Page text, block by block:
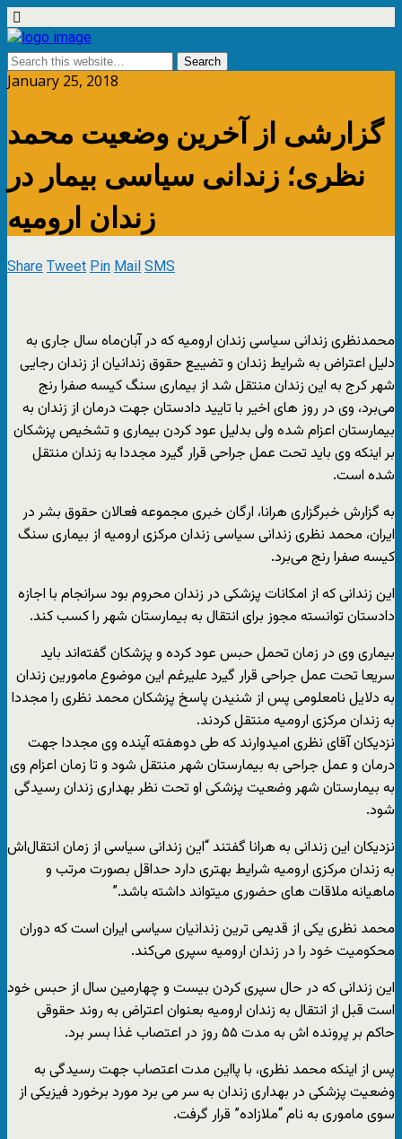
January 25, 2018
گزارشی از آخرین وضعیت محمد
نظری؛ زندانی سیاسی بیمار در
زندان ارومیه
ShareTweetPinMailSMS
محمدنظری زندانی سیاسی زندان ارومیه که در آبان‌ماه سال جاری به
دلیل اعتراض به شرایط زندان و تضییع حقوق زندانیان از زندان رجایی
شهر کرج به این زندان منتقل شد از بیماری سنگ کیسه صفرا رنج
می‌برد، وی در روز های اخیر با تایید دادستان جهت درمان از زندان به
بیمارستان اعزام شده ولی بدلیل عود کردن بیماری و تشخیص پزشکان
بر اینکه وی باید تحت عمل جراحی قرار گیرد مجددا به زندان منتقل
شده است.
به گزارش خبرگزاری هرانا، ارگان خبری مجموعه فعالان حقوق بشر در
ایران، محمد نظری زندانی سیاسی زندان مرکزی ارومیه از بیماری سنگ
کیسه صفرا رنج می‌برد.
این زندانی که از امکانات پزشکی در زندان محروم بود سرانجام با اجازه
دادستان توانسته مجوز برای انتقال به بیمارستان شهر را کسب کند.
بیماری وی در زمان تحمل حبس عود کرده و پزشکان گفته‌اند باید
سریعا تحت عمل جراحی قرار گیرد علیرغم این موضوع مامورین زندان
به دلایل نامعلومی پس از شنیدن پاسخ پزشکان محمد نظری را مجددا
به زندان مرکزی ارومیه منتقل کردند.
نزدیکان آقای نظری امیدوارند که طی دوهفته آینده وی مجددا جهت
درمان و عمل جراحی به بیمارستان شهر منتقل شود و تا زمان اعزام وی
به بیمارستان شهر وضعیت پزشکی او تحت نظر بهداری زندان رسیدگی
شود.
نزدیکان این زندانی به هرانا گفتند “این زندانی سیاسی از زمان انتقال‌اش
به زندان مرکزی ارومیه شرایط بهتری دارد حداقل بصورت مرتب و
ماهیانه ملاقات های حضوری میتواند داشته باشد.”
محمد نظری یکی از قدیمی ترین زندانیان سیاسی ایران است که دوران
محکومیت خود را در زندان ارومیه سپری می‌کند.
این زندانی که در حال سپری کردن بیست و چهارمین سال از حبس خود
است قبل از انتقال به زندان ارومیه بعنوان اعتراض به روند حقوقی
حاکم بر پرونده اش به مدت ۵۵ روز در اعتصاب غذا بسر برد.
پس از اینکه محمد نظری، با پااین مدت اعتصاب جهت رسیدگی به
وضعیت پزشکی در بهداری زندان به سر می برد مورد برخورد فیزیکی از
سوی ماموری به نام “ملازاده” قرار گرفت.